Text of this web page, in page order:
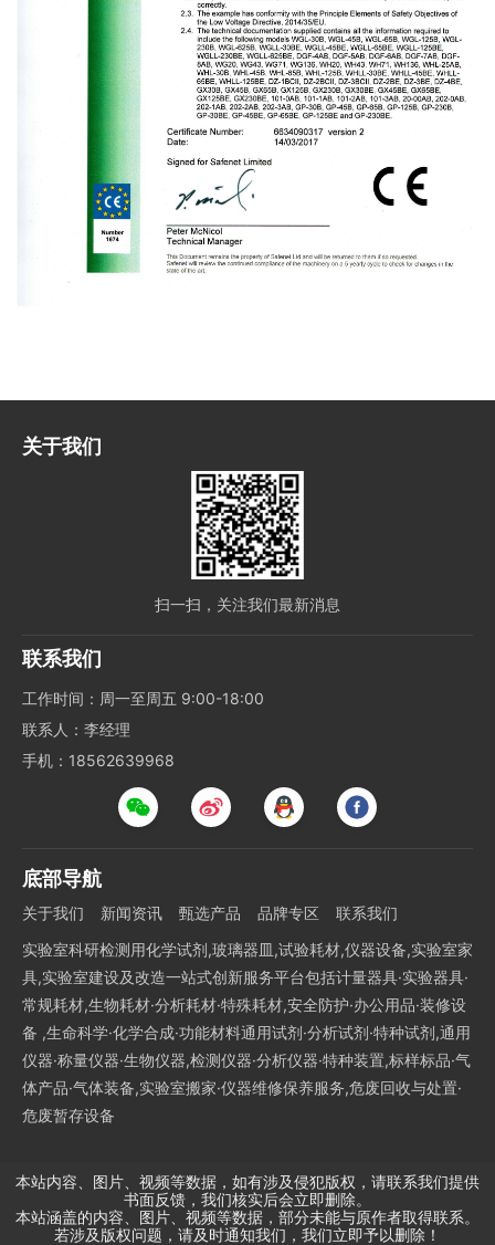
关于我们
扫一扫，关注我们最新消息
联系我们
工作时间：周一至周五 9:00-18:00
联系人：李经理
手机：18562639968
底部导航
关于我们 新闻资讯 甄选产品 品牌专区
联系我们
实验室科研检测用化学试剂,玻璃器皿,试验耗材,仪器设备,实验室家
具,实验室建设及改造一站式创新服务平台包括计量器具·实验器具·
常规耗材,生物耗材·分析耗材·特殊耗材,安全防护·办公用品·装修设
备 ,生命科学·化学合成·功能材料通用试剂·分析试剂·特种试剂,通用
仪器·称量仪器·生物仪器,检测仪器·分析仪器·特种装置,标样标品·气
体产品·气体装备,实验室搬家·仪器维修保养服务,危废回收与处置·
危废暂存设备
本站内容、图片、视频等数据，如有涉及侵犯版权，请联系我们提供
书面反馈，我们核实后会立即删除。
本站涵盖的内容、图片、视频等数据，部分未能与原作者取得联系。
若涉及版权问题，请及时通知我们，我们立即予以删除！